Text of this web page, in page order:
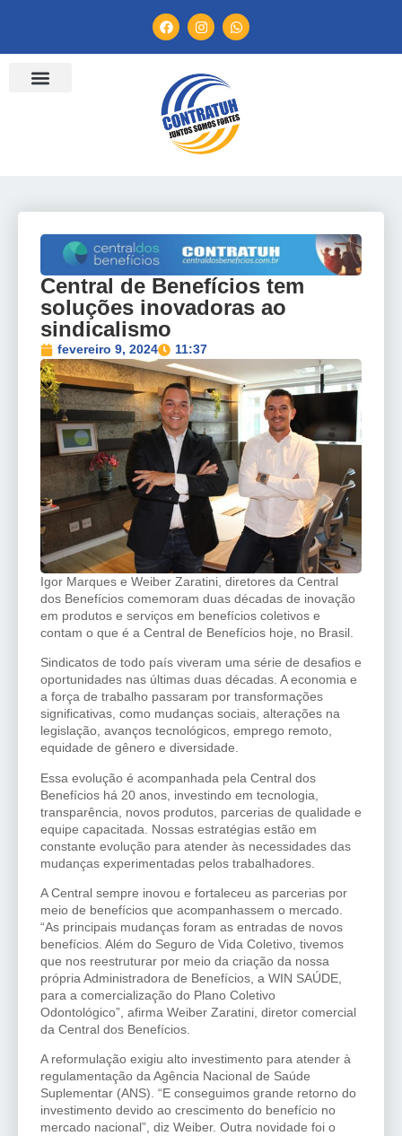
Central de Benefícios tem
soluções inovadoras ao
sindicalismo
fevereiro 9, 2024 11:37
Igor Marques e Weiber Zaratini, diretores da Central
dos Benefícios comemoram duas décadas de inovação
em produtos e serviços em benefícios coletivos e
contam o que é a Central de Benefícios hoje, no Brasil.
Sindicatos de todo país viveram uma série de desafios e
oportunidades nas últimas duas décadas. A economia e
a força de trabalho passaram por transformações
significativas, como mudanças sociais, alterações na
legislação, avanços tecnológicos, emprego remoto,
equidade de gênero e diversidade.
Essa evolução é acompanhada pela Central dos
Benefícios há 20 anos, investindo em tecnologia,
transparência, novos produtos, parcerias de qualidade e
equipe capacitada. Nossas estratégias estão em
constante evolução para atender às necessidades das
mudanças experimentadas pelos trabalhadores.
A Central sempre inovou e fortaleceu as parcerias por
meio de benefícios que acompanhassem o mercado.
“As principais mudanças foram as entradas de novos
benefícios. Além do Seguro de Vida Coletivo, tivemos
que nos reestruturar por meio da criação da nossa
própria Administradora de Benefícios, a WIN SAÚDE,
para a comercialização do Plano Coletivo
Odontológico”, afirma Weiber Zaratini, diretor comercial
da Central dos Benefícios.
A reformulação exigiu alto investimento para atender à
regulamentação da Agência Nacional de Saúde
Suplementar (ANS). “E conseguimos grande retorno do
investimento devido ao crescimento do benefício no
mercado nacional”, diz Weiber. Outra novidade foi o